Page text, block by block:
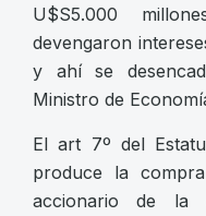
U$S5.000
devengaron
y ahí se
Ministro de
El art 7º del
produce la
accionario de la